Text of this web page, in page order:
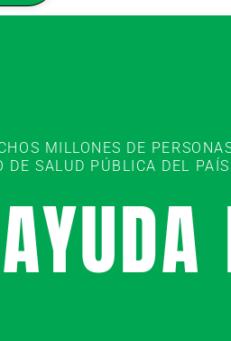
MILLONES DE
DE SALUD PÚBLICA DEL